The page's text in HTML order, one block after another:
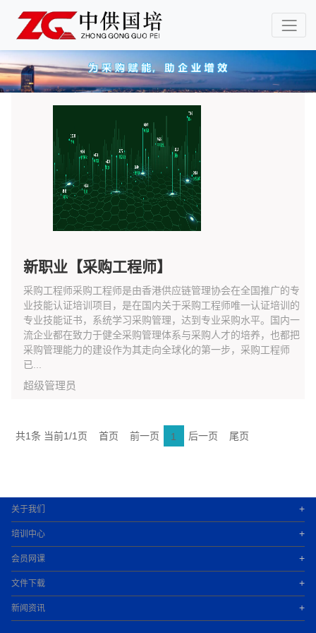
新职业【采购工程师】
采购工程师采购工程师是由香港供应链管理协会在全国推广的专
业技能认证培训项目，是在国内关于采购工程师唯一认证培训的
专业技能证书，系统学习采购管理，达到专业采购水平。国内一
流企业都在致力于健全采购管理体系与采购人才的培养，也都把
采购管理能力的建设作为其走向全球化的第一步，采购工程师
已...
超级管理员
共1条 当前1/1页 首页 前一页 1 后一页 尾页
关于我们 +
培训中心 +
会员网课 +
文件下载 +
新闻资讯 +